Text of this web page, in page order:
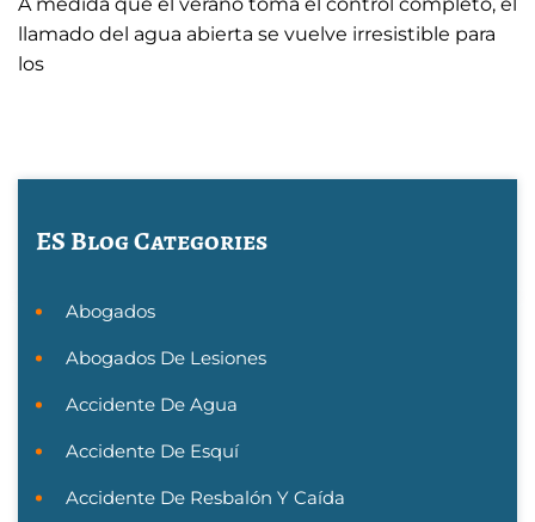
llamado del agua abierta se vuelve irresistible para
los
ES Blog Categories
Abogados
Abogados De Lesiones
Accidente De Agua
Accidente De Esquí
Accidente De Resbalón Y Caída